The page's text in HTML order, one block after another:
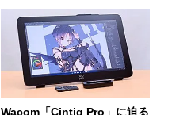
Wacom「Cintiq Pro」に迫る